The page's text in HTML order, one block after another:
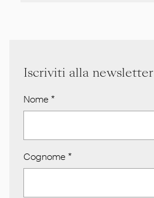
Iscriviti alla newsletter
Nome *
Cognome *